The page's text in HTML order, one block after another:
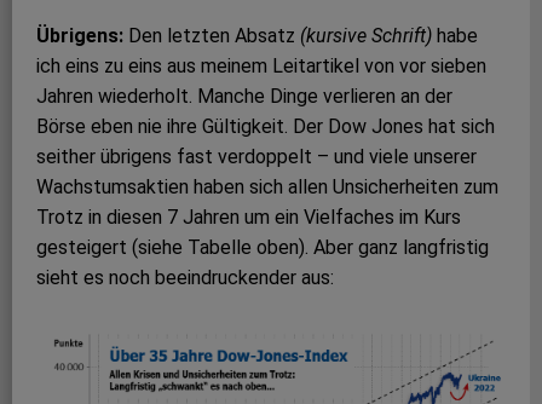
Übrigens: Den letzten Absatz (kursive Schrift) habe
ich eins zu eins aus meinem Leit­artikel von vor sieben
Jahren wiederholt. Manche Dinge verlieren an der
Börse eben nie ihre Gültigkeit. Der Dow Jones hat sich
seither übrigens fast verdoppelt – und viele unserer
Wachstumsaktien haben sich allen Unsicherheiten zum
Trotz in diesen 7 Jahren um ein Vielfaches im Kurs
gesteigert (siehe Tabelle oben). Aber ganz langfristig
sieht es noch beeindruckender aus: